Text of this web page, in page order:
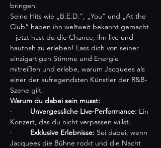
bringen.
Seine Hits wie „B.E.D.“, „You“ und „At the
Club“ haben ihn weltweit bekannt gemacht
– jetzt hast du die Chance, ihn live und
hautnah zu erleben! Lass dich von seiner
einzigartigen Stimme und Energie
mitreißen und erlebe, warum Jacquees als
einer der aufregendsten Künstler der R&B-
Szene gilt.
Warum du dabei sein musst:
· Unvergessliche Live-Performance: Ein
Konzert, das du nicht verpassen willst.
· Exklusive Erlebnisse: Sei dabei, wenn
Jacquees die Bühne rockt und die Nacht